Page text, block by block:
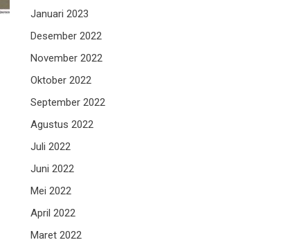
Januari 2023
Desember 2022
November 2022
Oktober 2022
September 2022
Agustus 2022
Juli 2022
Juni 2022
Mei 2022
April 2022
Maret 2022